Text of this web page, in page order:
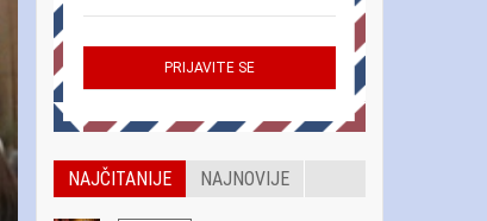
NAJČITANIJE NAJNOVIJE